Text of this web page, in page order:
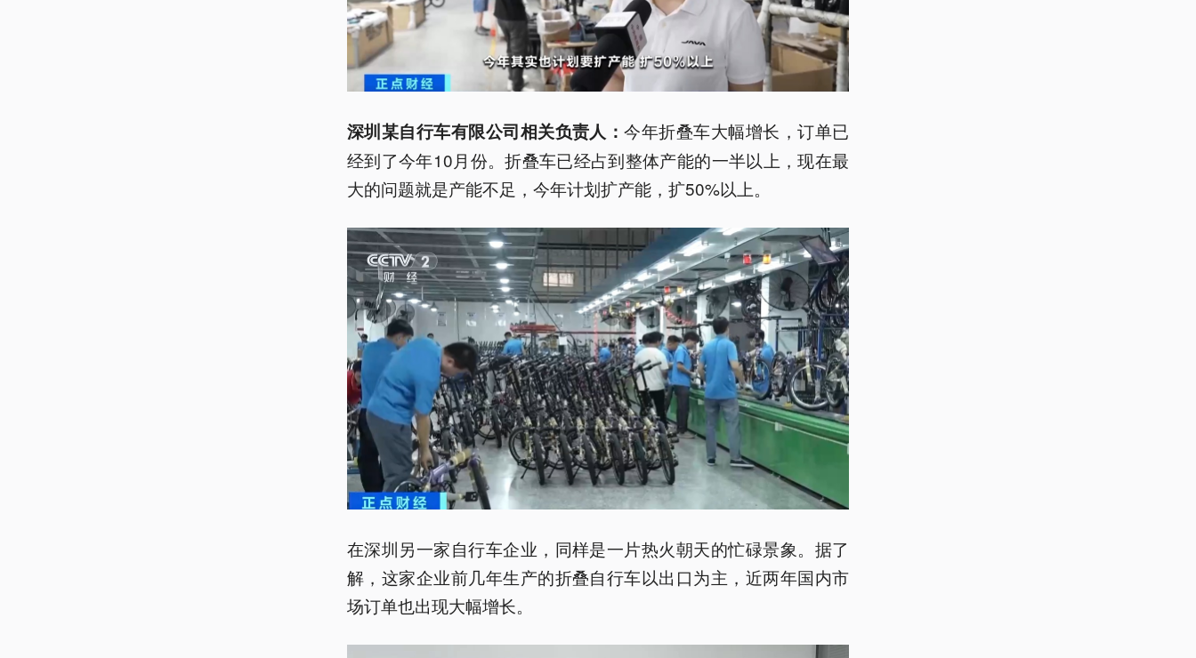
深圳某自行车有限公司相关负责人：今年折叠车大幅增长，订单已
经到了今年10月份。折叠车已经占到整体产能的一半以上，现在最
大的问题就是产能不足，今年计划扩产能，扩50%以上。
在深圳另一家自行车企业，同样是一片热火朝天的忙碌景象。据了
解，这家企业前几年生产的折叠自行车以出口为主，近两年国内市
场订单也出现大幅增长。